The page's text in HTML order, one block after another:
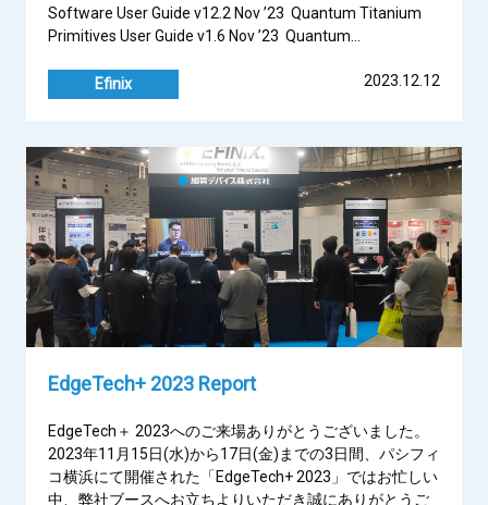
Software User Guide v12.2 Nov ’23 Quantum Titanium
Primitives User Guide v1.6 Nov ’23 Quantum…
Efinix 2023.12.12
EdgeTech+ 2023 Report
EdgeTech＋ 2023へのご来場ありがとうございました。
2023年11月15日(水)から17日(金)までの3日間、パシフィ
コ横浜にて開催された「EdgeTech+ 2023」ではお忙しい
中、弊社ブースへお立ちよりいただき誠にありがとうご